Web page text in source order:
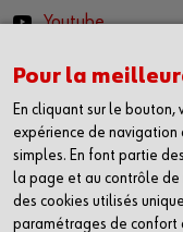
Youtube
Würth App
pour iOS
pour Android
Pour la
En cliquant sur le bouton,
expérience de navigation
simples. En font partie
la page et au contrôle de
des cookies utilisés
paramétrages de confort